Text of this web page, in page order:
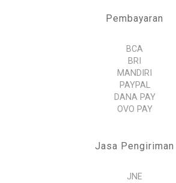
Pembayaran
BCA
BRI
MANDIRI
PAYPAL
DANA PAY
OVO PAY
Jasa Pengiriman
JNE